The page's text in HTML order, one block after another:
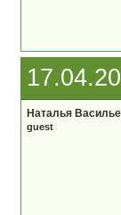
Наталья
guest